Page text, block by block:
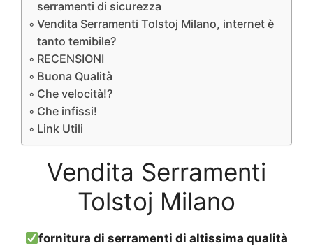
serramenti di sicurezza
Vendita Serramenti Tolstoj Milano, internet è
tanto temibile?
RECENSIONI
Buona Qualità
Che velocità!?
Che infissi!
Link Utili
Vendita Serramenti
Tolstoj Milano
fornitura di serramenti di altissima qualità